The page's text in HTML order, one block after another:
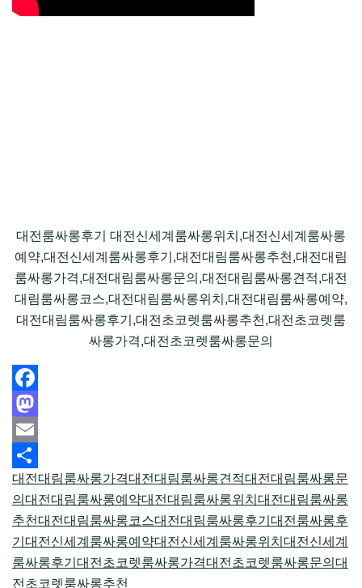
대전룸싸롱후기 대전신세계룸싸롱위치,대전신세계룸싸롱
예약,대전신세계룸싸롱후기,대전대림룸싸롱추천,대전대림
룸싸롱가격,대전대림룸싸롱문의,대전대림룸싸롱견적,대전
대림룸싸롱코스,대전대림룸싸롱위치,대전대림룸싸롱예약,
대전대림룸싸롱후기,대전초코렛룸싸롱추천,대전초코렛룸
싸롱가격,대전초코렛룸싸롱문의
Facebook
Mastodon
Email
Share
대전대림룸싸롱가격대전대림룸싸롱견적대전대림룸싸롱문
의 대전대림룸싸롱예약대전대림룸싸롱위치 대전대림룸싸롱
추천대전대림룸싸롱코스대전대림룸싸롱후기 대전룸싸롱후
기 대전신세계룸싸롱예약대전신세계룸싸롱위치 대전신세계
룸싸롱후기 대전초코렛룸싸롱가격대전초코렛룸싸롱문의 대
전초코렛룸싸롱추천